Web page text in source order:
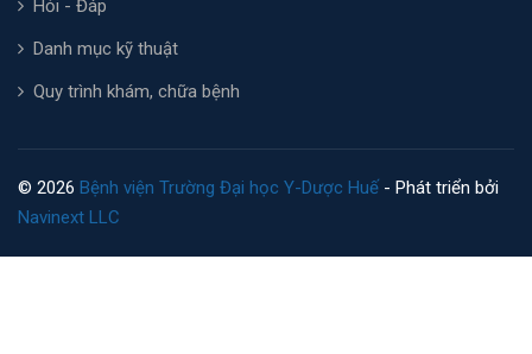
Hỏi - Đáp
Danh mục kỹ thuật
Quy trình khám, chữa bệnh
© 2026 Bệnh viện Trường Đại học Y-Dược Huế - Phát triển bởi
Navinext LLC